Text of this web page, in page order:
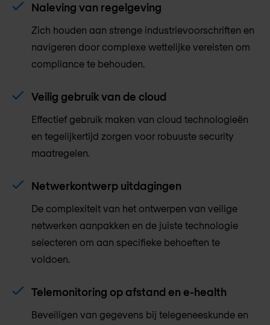
Naleving van regelgeving
Zich houden aan strenge industrievoorschriften en
navigeren door complexe wettelijke vereisten om
compliance te behouden.
Veilig gebruik van de cloud
Effectief gebruik maken van cloud technologieën
en tegelijkertijd zorgen voor robuuste security
maatregelen.
Netwerkontwerp uitdagingen
De complexiteit van het ontwerpen van veilige
netwerken aanpakken en de juiste technologie
selecteren om aan specifieke behoeften te
voldoen.
Telemonitoring op afstand en e-health
Beveiligen van gegevens bij telegeneeskunde en